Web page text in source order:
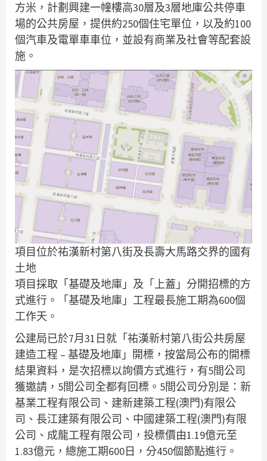
方米，計劃興建一幢樓高30層及3層地庫公共停車
場的公共房屋，提供約250個住宅單位，以及約100
個汽車及電單車車位，並設有商業及社會等配套設
施。
項目位於祐漢新村第八街及長壽大馬路交界的國有
土地
項目採取「基礎及地庫」及「上蓋」分開招標的方
式進行。「基礎及地庫」工程最長施工期為600個
工作天。
公建局已於7月31日就「祐漢新村第八街公共房屋
建造工程 – 基礎及地庫」開標，按當局公布的開標
結果資料，是次招標以詢價方式進行，有5間公司
獲邀請，5間公司全都有回標。5間公司分別是：新
基業工程有限公司、建新建築工程(澳門)有限公
司、長江建築有限公司、中國建築工程(澳門)有限
公司、成龍工程有限公司，投標價由1.19億元至
1.83億元，總施工期600日，分450個節點進行。